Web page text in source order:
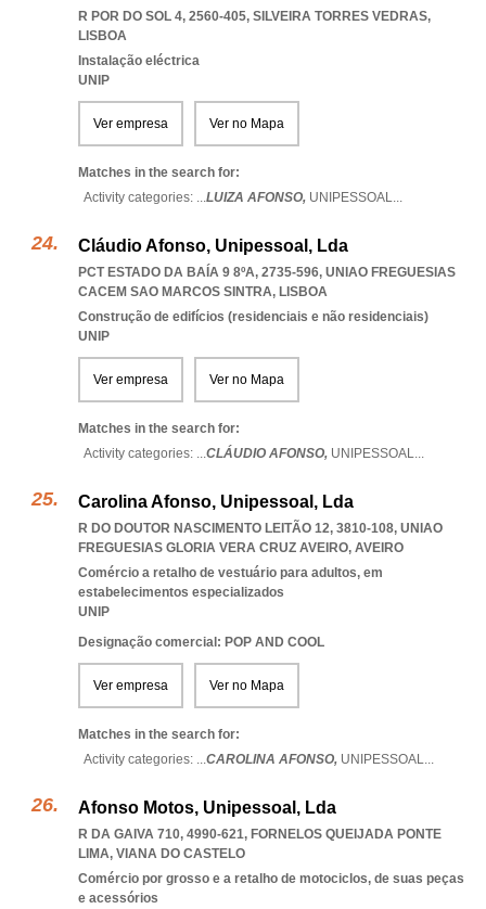
R POR DO SOL 4, 2560-405, SILVEIRA TORRES VEDRAS,
LISBOA
Instalação eléctrica
UNIP
Ver empresa Ver no Mapa
Matches in the search for:
Activity categories: ...LUIZA AFONSO, UNIPESSOAL...
Cláudio Afonso, Unipessoal, Lda
PCT ESTADO DA BAÍA 9 8ºA, 2735-596, UNIAO FREGUESIAS
CACEM SAO MARCOS SINTRA, LISBOA
Construção de edifícios (residenciais e não residenciais)
UNIP
Ver empresa Ver no Mapa
Matches in the search for:
Activity categories: ...CLÁUDIO AFONSO, UNIPESSOAL...
Carolina Afonso, Unipessoal, Lda
R DO DOUTOR NASCIMENTO LEITÃO 12, 3810-108, UNIAO
FREGUESIAS GLORIA VERA CRUZ AVEIRO, AVEIRO
Comércio a retalho de vestuário para adultos, em
estabelecimentos especializados
UNIP
Designação comercial: POP AND COOL
Ver empresa Ver no Mapa
Matches in the search for:
Activity categories: ...CAROLINA AFONSO, UNIPESSOAL...
Afonso Motos, Unipessoal, Lda
R DA GAIVA 710, 4990-621, FORNELOS QUEIJADA PONTE
LIMA, VIANA DO CASTELO
Comércio por grosso e a retalho de motociclos, de suas peças
e acessórios